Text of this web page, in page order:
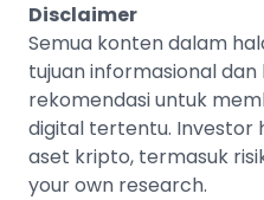
Disclaimer
Semua konten dalam
tujuan informasional
rekomendasi untuk
digital tertentu. Investor
aset kripto, termasuk
your own research.